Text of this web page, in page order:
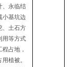
、永临结
小基坑边
、土石方
用等方式
程占地，
植被。